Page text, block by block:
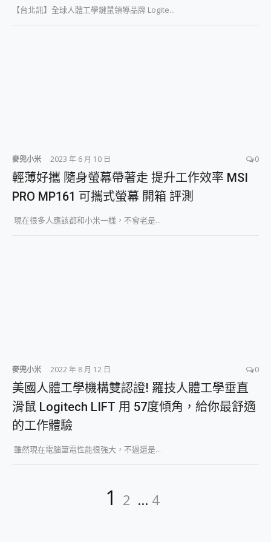
【台北訊】全球人體工學鍵鼠領導品牌 Logite...
麥兜小米 2023 年 6 月 10 日 0
輕薄好攜 隨身螢幕帶著走 提升工作效率 MSI
PRO MP161 可攜式螢幕 開箱 評測
現在很多人應該都和小米一樣，不會老是...
麥兜小米 2022 年 8 月 12 日 0
美國人體工學機構雙認證! 羅技人體工學垂直
滑鼠 Logitech LIFT 用 57度傾角，給你最舒適
的工作體驗
雖然現在電腦筆電性能很強大，不過還是...
Page
1 Page
2 ... Page
4